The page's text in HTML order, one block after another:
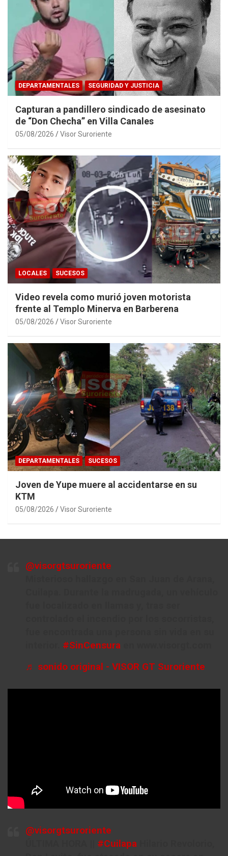
DEPARTAMENTALES SEGURIDAD Y JUSTICIA
Capturan a pandillero sindicado de asesinato
de “Don Checha” en Villa Canales
05/08/2026 Visor Suroriente
LOCALES SUCESOS
Video revela como murió joven motorista
frente al Templo Minerva en Barberena
05/08/2026 Visor Suroriente
DEPARTAMENTALES SUCESOS
Joven de Yupe muere al accidentarse en su
KTM
05/08/2026 Visor Suroriente
@visorgtsuroriente
#SinCensura
♬ sonido original - VISOR GT Suroriente
@visorgtsuroriente
#Cuilapa